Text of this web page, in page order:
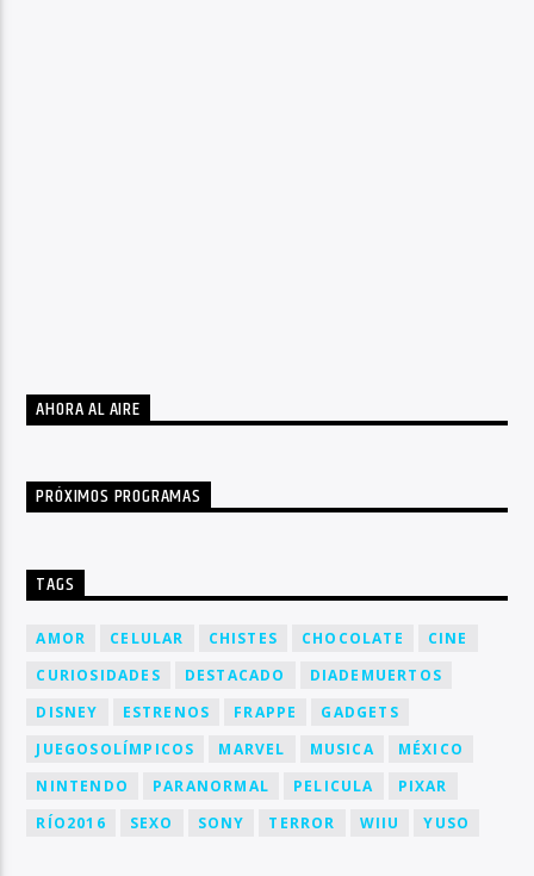
AHORA AL AIRE
PRÓXIMOS PROGRAMAS
TAGS
AMOR CELULAR CHISTES CHOCOLATE
CINE
CURIOSIDADES
DESTACADO
DIADEMUERTOS
DISNEY
ESTRENOS FRAPPE
GADGETS
JUEGOSOLÍMPICOS
MARVEL MUSICA
MÉXICO
NINTENDO
PARANORMAL PELICULA
PIXAR
RÍO2016
SEXO SONY TERROR WIIU YUSO